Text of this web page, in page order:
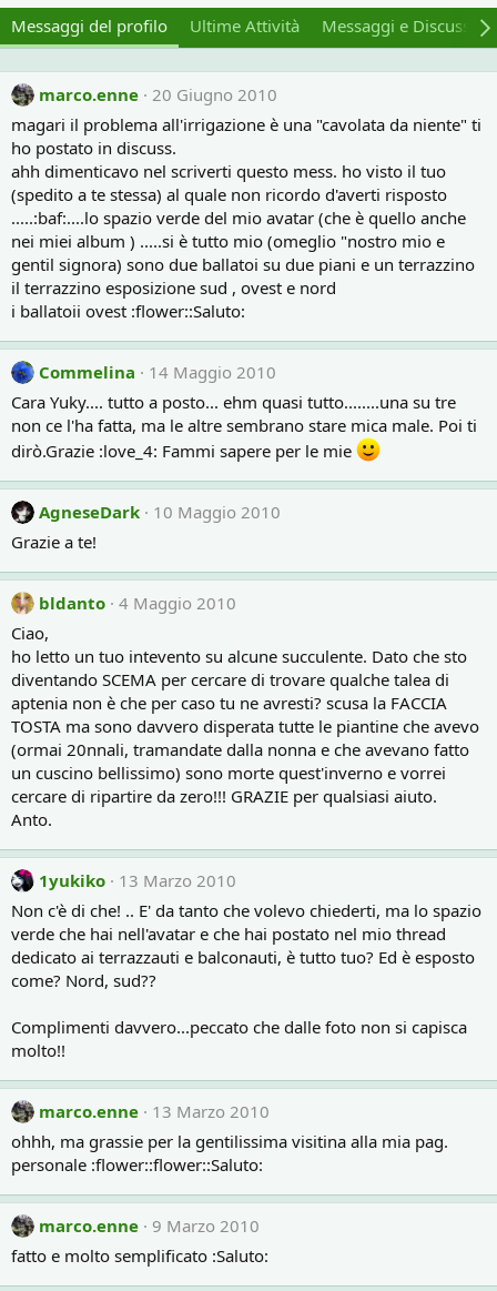
Messaggi del profilo Ultime Attività Messaggi e
marco.enne 20 Giugno 2010
magari il problema all'irrigazione è una "cavolata da niente" ti
ho postato in discuss.
ahh dimenticavo nel scriverti questo mess. ho visto il tuo
(spedito a te stessa) al quale non ricordo d'averti risposto
.....:baf:....lo spazio verde del mio avatar (che è quello anche
nei miei album ) .....si è tutto mio (omeglio "nostro mio e
gentil signora) sono due ballatoi su due piani e un terrazzino
il terrazzino esposizione sud , ovest e nord
i ballatoii ovest :flower::Saluto:
Commelina
14 Maggio 2010
Cara Yuky.... tutto a posto... ehm quasi tutto........una su tre
non ce l'ha fatta, ma le altre sembrano stare mica male. Poi ti
dirò.Grazie :love_4: Fammi sapere per le mie
AgneseDark
10 Maggio 2010
Grazie a te!
bldanto 4 Maggio 2010
Ciao,
ho letto un tuo intevento su alcune succulente. Dato che sto
diventando SCEMA per cercare di trovare qualche talea di
aptenia non è che per caso tu ne avresti? scusa la FACCIA
TOSTA ma sono davvero disperata tutte le piantine che avevo
(ormai 20nnali, tramandate dalla nonna e che avevano fatto
un cuscino bellissimo) sono morte quest'inverno e vorrei
cercare di ripartire da zero!!! GRAZIE per qualsiasi aiuto.
Anto.
1yukiko
13 Marzo 2010
Non c'è di che! .. E' da tanto che volevo chiederti, ma lo spazio
verde che hai nell'avatar e che hai postato nel mio thread
dedicato ai terrazzauti e balconauti, è tutto tuo? Ed è esposto
come? Nord, sud??
Complimenti davvero...peccato che dalle foto non si capisca
molto!!
marco.enne
13 Marzo 2010
ohhh, ma grassie per la gentilissima visitina alla mia pag.
personale :flower::flower::Saluto:
marco.enne
9 Marzo 2010
fatto e molto semplificato :Saluto: